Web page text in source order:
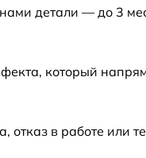
детали — до 3
который
в работе или